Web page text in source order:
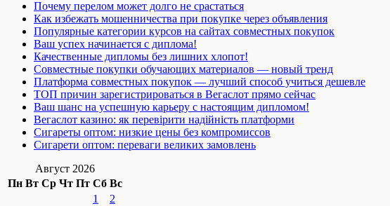
Почему перелом может долго не срастаться
Как избежать мошенничества при покупке через объявления
Популярные категории курсов на сайтах совместных покупок
Ваш успех начинается с диплома!
Качественные дипломы без лишних хлопот!
Совместные покупки обучающих материалов — новый тренд
Платформа совместных покупок — лучший способ учиться дешевле
ТОП причин зарегистрироваться в Вегаслот прямо сейчас
Ваш шанс на успешную карьеру с настоящим дипломом!
Вегаслот казино: як перевірити надійність платформи
Сигареты оптом: низкие цены без компромиссов
Сигарети оптом: переваги великих замовлень
Август 2026
Пн Вт Ср Чт Пт Сб Вс
1
2